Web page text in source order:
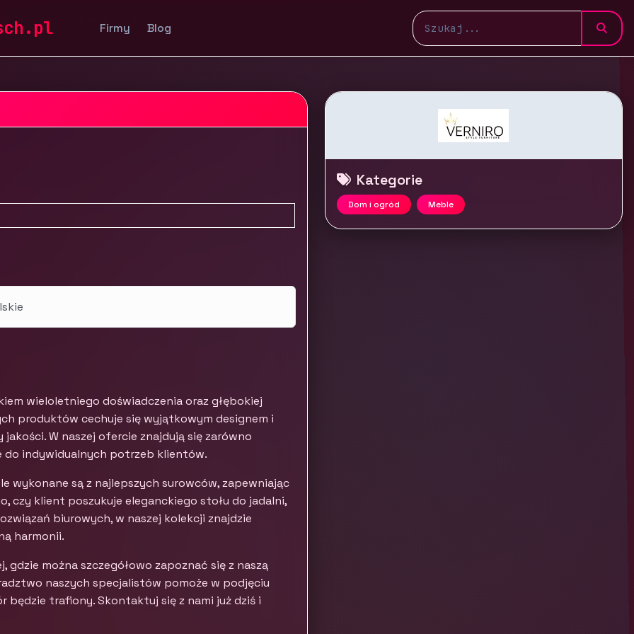
Firmy Blog
Nowoczesne meble - Verniro
wieloletniego doświadczenia oraz głębokiej
produktów cechuje się wyjątkowym designem i
W naszej ofercie znajdują się zarówno
do indywidualnych potrzeb klientów.
wykonane są z najlepszych surowców, zapewniając
czy klient poszukuje eleganckiego stołu do jadalni,
biurowych, w naszej kolekcji znajdzie
harmonii.
można szczegółowo zapoznać się z naszą
naszych specjalistów pomoże w podjęciu
będzie trafiony. Skontaktuj się z nami już dziś i
Kategorie
Dom i ogród Meble